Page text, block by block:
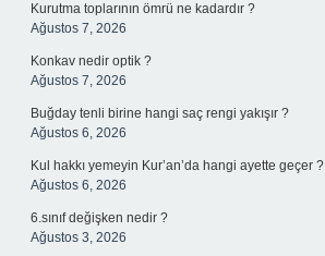
Kurutma toplarının ömrü ne kadardır ?
Ağustos 7, 2026
Konkav nedir optik ?
Ağustos 7, 2026
Buğday tenli birine hangi saç rengi yakışır ?
Ağustos 6, 2026
Kul hakkı yemeyin Kur’an’da hangi ayette geçer ?
Ağustos 6, 2026
6.sınıf değişken nedir ?
Ağustos 3, 2026